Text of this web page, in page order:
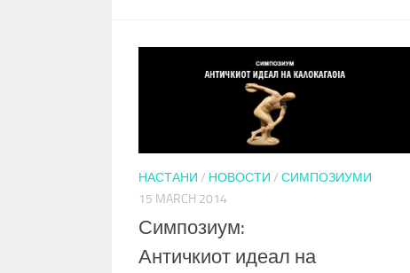
НАСТАНИ / НОВОСТИ / СИМПОЗИУМИ
15 MARCH 2014
Симпозиум:
Античкиот идеал на